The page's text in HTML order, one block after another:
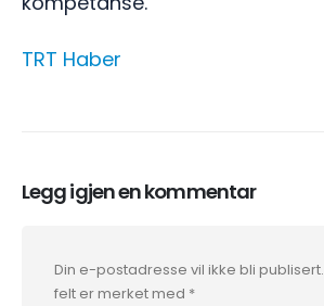
TRT Haber
Legg igjen en kommentar
Din e-postadresse vil ikke bli publisert.
felt er merket med *